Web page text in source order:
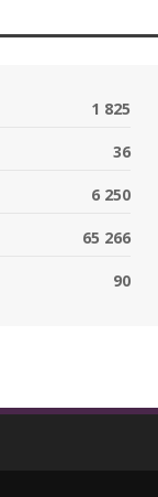
1 825
36
6 250
65 266
90